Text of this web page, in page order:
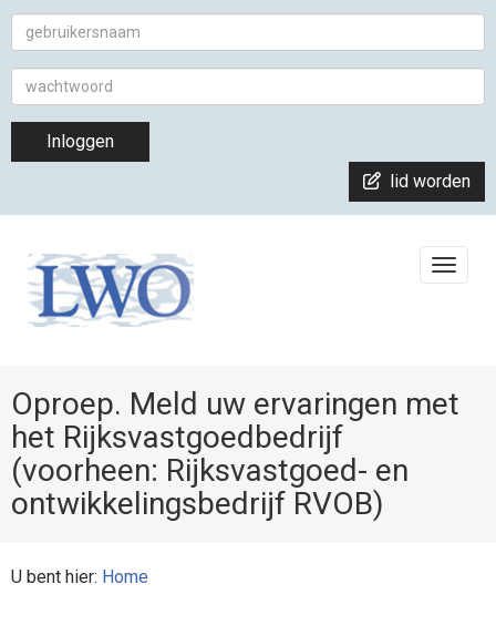
Inloggen
lid worden
Oproep. Meld uw ervaringen met
het Rijksvastgoedbedrijf
(voorheen: Rijksvastgoed- en
ontwikkelingsbedrijf RVOB)
U bent hier: Home